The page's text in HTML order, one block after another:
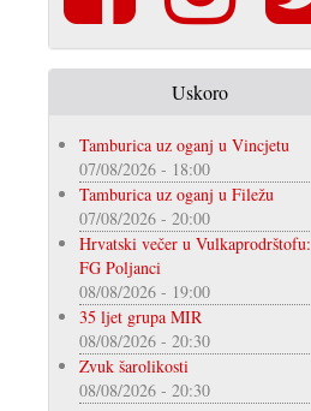
Uskoro
Tamburica uz oganj u Vincjetu
07/08/2026 - 18:00
Tamburica uz oganj u Filežu
07/08/2026 - 20:00
Hrvatski večer u Vulkaprodrštofu:
FG Poljanci
08/08/2026 - 19:00
35 ljet grupa MIR
08/08/2026 - 20:30
Zvuk šarolikosti
08/08/2026 - 20:30